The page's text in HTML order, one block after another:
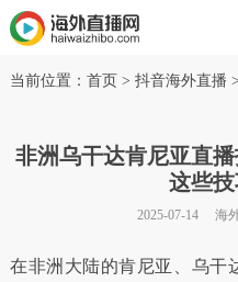
当前位置： 首页 > 抖音海外直播
非洲乌干达肯尼亚直
这些技
2025-07-14海
在非洲大陆的肯尼亚、乌干